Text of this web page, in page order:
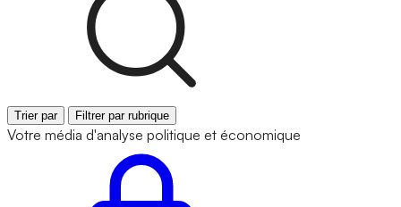
Trier par Filtrer par rubrique
Votre média d'analyse politique et économique